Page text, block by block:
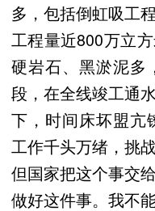
多，包括倒虹吸工
工程量近800万立
硬岩石、黑淤泥多
段，在全线竣工通
下，时间床坏盟亢
工作千头万绪，挑
但国家把这个事交
做好这件事。我不